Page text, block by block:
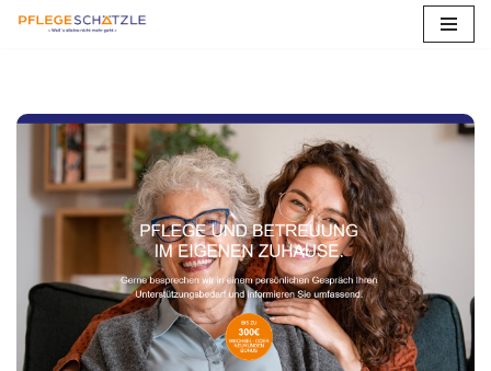
springen